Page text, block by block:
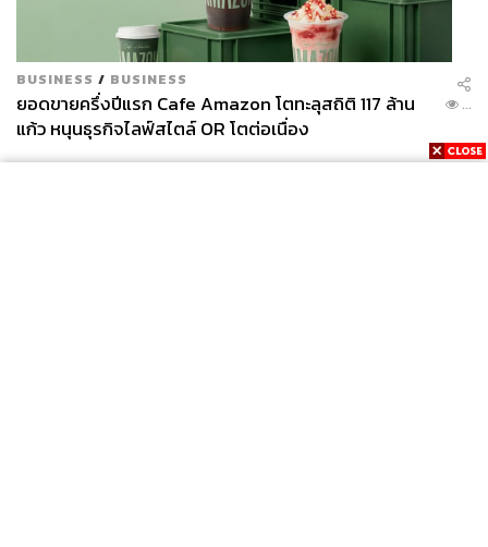
BUSINESS / BUSINESS
ยอดขายครึ่งปีแรก Cafe Amazon โตทะลุสถิติ 117 ล้าน
แก้ว หนุนธุรกิจไลฟ์สไตล์ OR โตต่อเนื่อง
...